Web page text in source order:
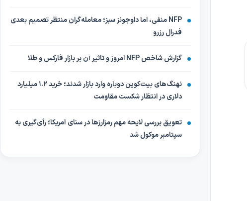
NFP منفی، اما داوجونز سبز؛ معامله‌گران منتظر تصمیم بعدی
فدرال رزرو
گزارش شاخص NFP امروز و تاثیر آن بر بازار فارکس و طلا
نهنگ‌های بیت‌کوین دوباره وارد بازار شدند؛ خرید ۱.۲ میلیارد
دلاری در انتظار شکست مقاومت
تعویق بررسی لایحه مهم رمزارزها در سنای آمریکا؛ رأی‌گیری به
سپتامبر موکول شد